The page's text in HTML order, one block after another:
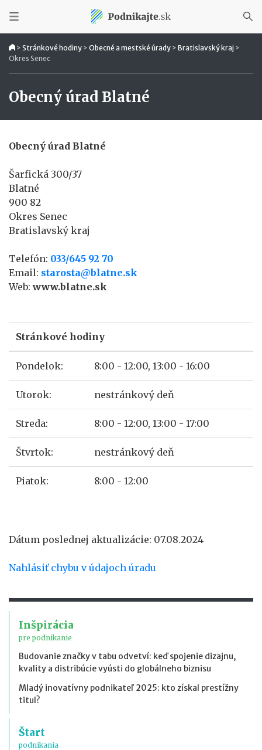
> Stránkové hodiny > Obecné a mestské úrady > Bratislavský kraj >
Okres Senec
Obecný úrad Blatné
Obecný úrad Blatné
Šarfická 300/37
Blatné
900 82
Okres Senec
Bratislavský kraj
Telefón: 033/645 92 70
Email: starosta@blatne.sk
Web:www.blatne.sk
Stránkové hodiny
Pondelok: 8:00 - 12:00, 13:00 - 16:00
Utorok: nestránkový deň
Streda: 8:00 - 12:00, 13:00 - 17:00
Štvrtok: nestránkový deň
Piatok: 8:00 - 12:00
Dátum poslednej aktualizácie: 07.08.2024
Nahlásiť chybu v údajoch úradu
Inšpirácia
pre podnikanie
Budovanie značky v tabu odvetví: keď spojenie dizajnu,
kvality a distribúcie vyústi do globálneho biznisu
Mladý inovatívny podnikateľ 2025: kto získal prestížny
titul?
Štart
podnikania